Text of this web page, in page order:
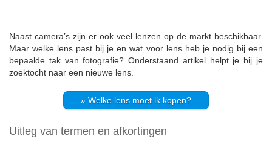
Naast camera’s zijn er ook veel lenzen op de markt beschikbaar.
Maar welke lens past bij je en wat voor lens heb je nodig bij een
bepaalde tak van fotografie? Onderstaand artikel helpt je bij je
zoektocht naar een nieuwe lens.
» Welke lens moet ik kopen?
Uitleg van termen en afkortingen